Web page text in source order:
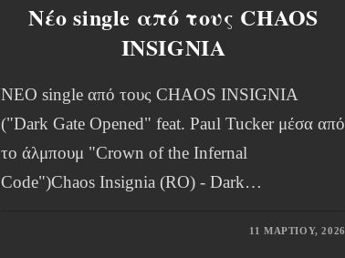
Νέο single από τους CHAOS
INSIGNIA
NEΟ single από τους CHAOS INSIGNIA
("Dark Gate Opened" feat. Paul Tucker μέσα από
το άλμπουμ "Crown of the Infernal
Code")Chaos Insignia (RO) - Dark…
11 ΜΑΡΤΊΟΥ, 2026